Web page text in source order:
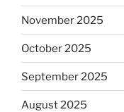
November 2025
October 2025
September 2025
August 2025